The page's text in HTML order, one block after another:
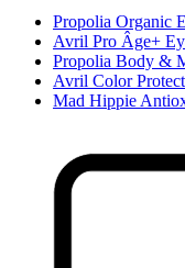
Propolia Organic
Avril Pro Âge+
Propolia Body &
Avril Color
Mad Hippie